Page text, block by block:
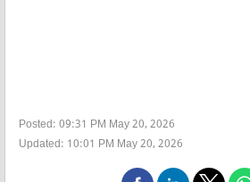
Posted: 09:31 PM May 20, 2026
Updated: 10:01 PM May 20, 2026